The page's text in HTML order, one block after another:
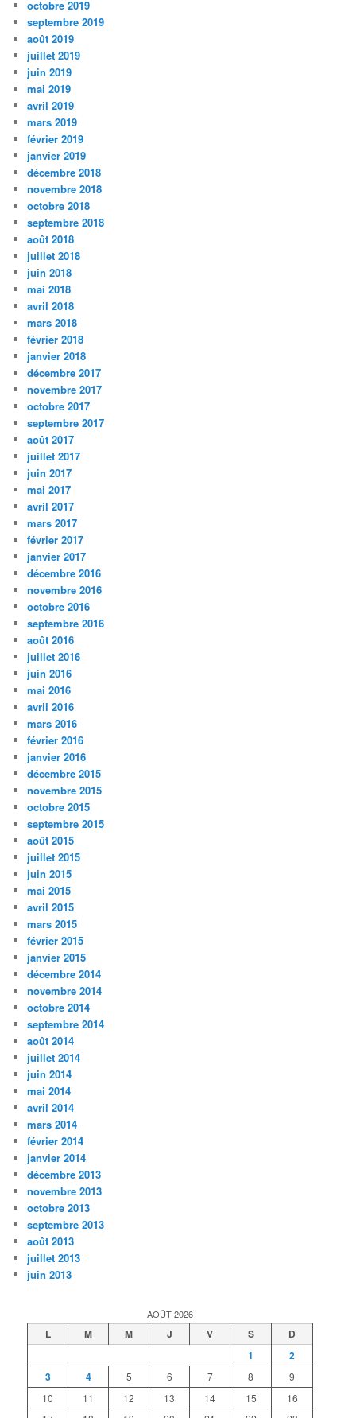
octobre 2019
septembre 2019
août 2019
juillet 2019
juin 2019
mai 2019
avril 2019
mars 2019
février 2019
janvier 2019
décembre 2018
novembre 2018
octobre 2018
septembre 2018
août 2018
juillet 2018
juin 2018
mai 2018
avril 2018
mars 2018
février 2018
janvier 2018
décembre 2017
novembre 2017
octobre 2017
septembre 2017
août 2017
juillet 2017
juin 2017
mai 2017
avril 2017
mars 2017
février 2017
janvier 2017
décembre 2016
novembre 2016
octobre 2016
septembre 2016
août 2016
juillet 2016
juin 2016
mai 2016
avril 2016
mars 2016
février 2016
janvier 2016
décembre 2015
novembre 2015
octobre 2015
septembre 2015
août 2015
juillet 2015
juin 2015
mai 2015
avril 2015
mars 2015
février 2015
janvier 2015
décembre 2014
novembre 2014
octobre 2014
septembre 2014
août 2014
juillet 2014
juin 2014
mai 2014
avril 2014
mars 2014
février 2014
janvier 2014
décembre 2013
novembre 2013
octobre 2013
septembre 2013
août 2013
juillet 2013
juin 2013
AOÛT 2026
L M M J V S
D
1
2
3
4 5 6 7 8
9
10
11 12 13 14 15
16